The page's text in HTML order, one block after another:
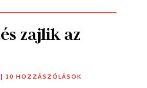
zajlik az
| 10 HOZZÁSZÓLÁSOK